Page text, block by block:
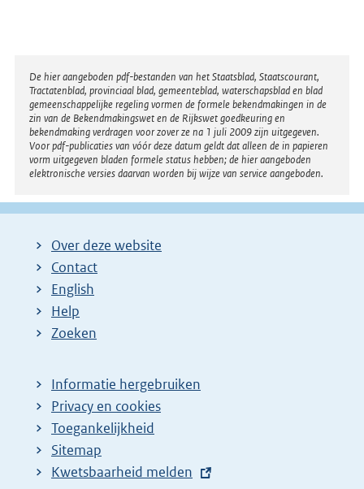
Disclaimer
De hier aangeboden pdf-bestanden van het Staatsblad, Staatscourant,
Tractatenblad, provinciaal blad, gemeenteblad, waterschapsblad en blad
gemeenschappelijke regeling vormen de formele bekendmakingen in de
zin van de Bekendmakingswet en de Rijkswet goedkeuring en
bekendmaking verdragen voor zover ze na 1 juli 2009 zijn uitgegeven.
Voor pdf-publicaties van vóór deze datum geldt dat alleen de in papieren
vorm uitgegeven bladen formele status hebben; de hier aangeboden
elektronische versies daarvan worden bij wijze van service aangeboden.
Over deze website
Contact
English
Help
Zoeken
Informatie hergebruiken
Privacy en cookies
Toegankelijkheid
Sitemap
E
Kwetsbaarheid melden